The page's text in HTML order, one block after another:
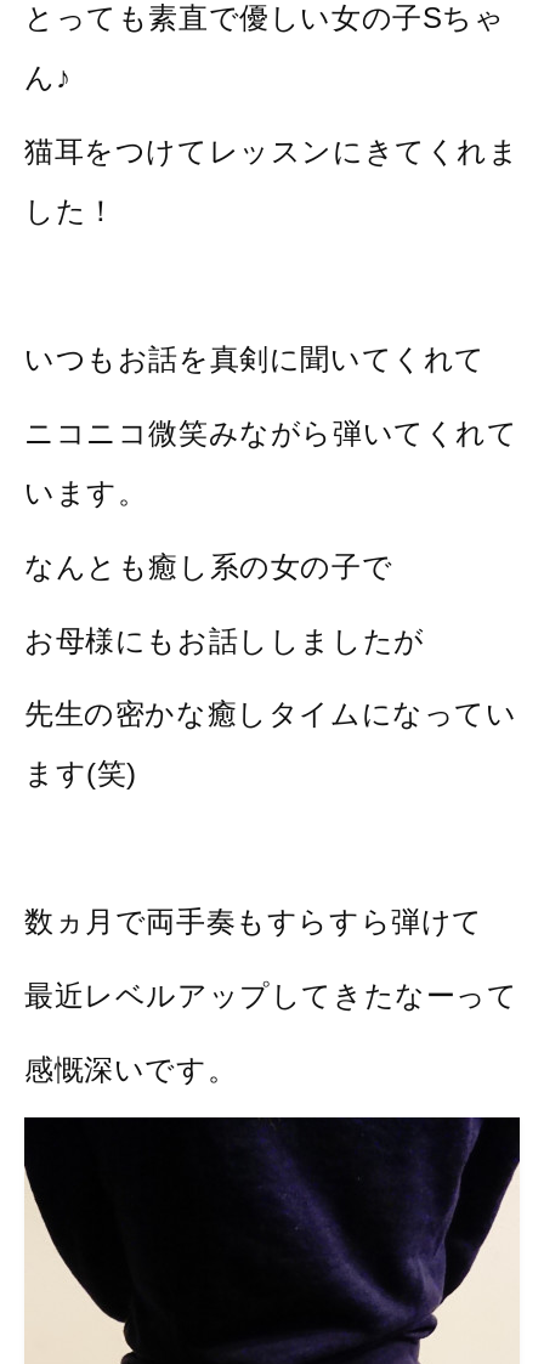
とっても素直で優しい女の子Sちゃ
ん♪
猫耳をつけてレッスンにきてくれま
した！
いつもお話を真剣に聞いてくれて
ニコニコ微笑みながら弾いてくれて
います。
なんとも癒し系の女の子で
お母様にもお話ししましたが
先生の密かな癒しタイムになってい
ます(笑)
数ヵ月で両手奏もすらすら弾けて
最近レベルアップしてきたなーって
感慨深いです。